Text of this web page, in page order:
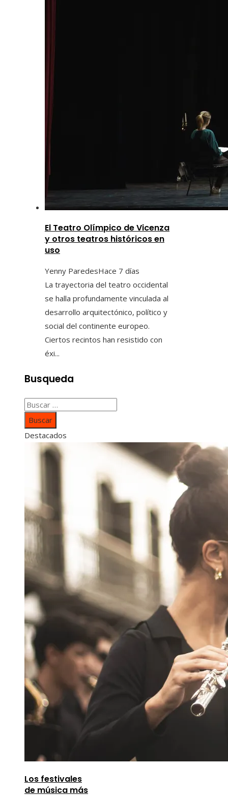
El Teatro Olímpico de Vicenza
y otros teatros históricos en
uso
Yenny ParedesHace 7 días
La trayectoria del teatro occidental
se halla profundamente vinculada al
desarrollo arquitectónico, político y
social del continente europeo.
Ciertos recintos han resistido con
éxi...
Busqueda
Buscar:
Destacados
Los festivales
de música más